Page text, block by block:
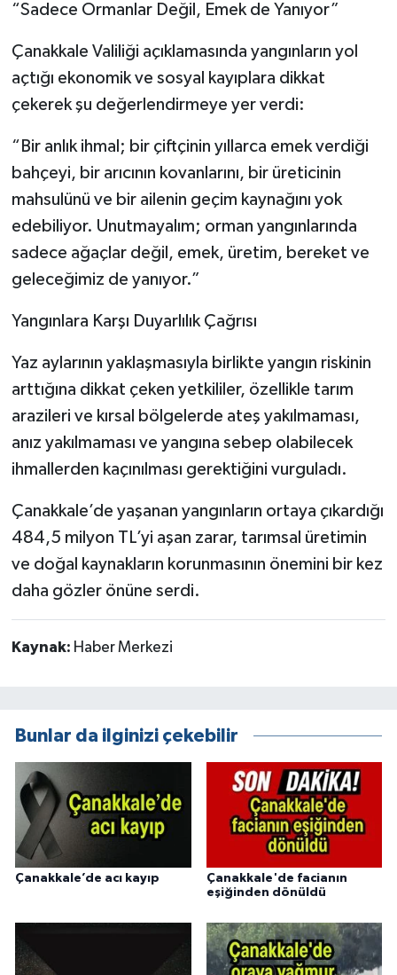
“Sadece Ormanlar Değil, Emek de Yanıyor”
Çanakkale Valiliği açıklamasında yangınların yol
açtığı ekonomik ve sosyal kayıplara dikkat
çekerek şu değerlendirmeye yer verdi:
“Bir anlık ihmal; bir çiftçinin yıllarca emek verdiği
bahçeyi, bir arıcının kovanlarını, bir üreticinin
mahsulünü ve bir ailenin geçim kaynağını yok
edebiliyor. Unutmayalım; orman yangınlarında
sadece ağaçlar değil, emek, üretim, bereket ve
geleceğimiz de yanıyor.”
Yangınlara Karşı Duyarlılık Çağrısı
Yaz aylarının yaklaşmasıyla birlikte yangın riskinin
arttığına dikkat çeken yetkililer, özellikle tarım
arazileri ve kırsal bölgelerde ateş yakılmaması,
anız yakılmaması ve yangına sebep olabilecek
ihmallerden kaçınılması gerektiğini vurguladı.
Çanakkale’de yaşanan yangınların ortaya çıkardığı
484,5 milyon TL’yi aşan zarar, tarımsal üretimin
ve doğal kaynakların korunmasının önemini bir kez
daha gözler önüne serdi.
Kaynak: Haber Merkezi
Bunlar da ilginizi çekebilir
Çanakkale’de acı kayıp
Çanakkale'de facianın
eşiğinden dönüldü